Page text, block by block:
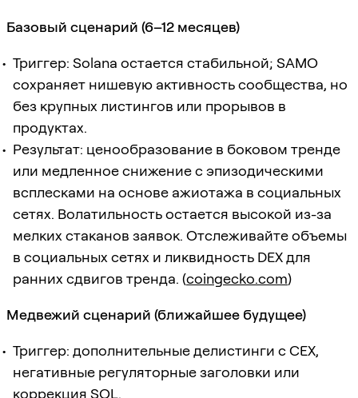
Базовый сценарий (6–12 месяцев)
Триггер: Solana остается стабильной; SAMO
сохраняет нишевую активность сообщества, но
без крупных листингов или прорывов в
продуктах.
Результат: ценообразование в боковом тренде
или медленное снижение с эпизодическими
всплесками на основе ажиотажа в социальных
сетях. Волатильность остается высокой из-за
мелких стаканов заявок. Отслеживайте объемы
в социальных сетях и ликвидность DEX для
ранних сдвигов тренда. (coingecko.com)
Медвежий сценарий (ближайшее будущее)
Триггер: дополнительные делистинги с CEX,
негативные регуляторные заголовки или
коррекция SOL.